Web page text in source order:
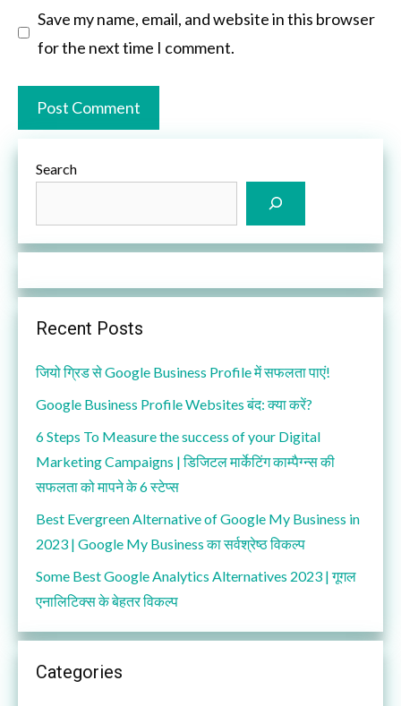
Save my name, email, and website in this browser
for the next time I comment.
Search
Recent Posts
जियो ग्रिड से Google Business Profile में सफलता पाएं!
Google Business Profile Websites बंद: क्या करें?
6 Steps To Measure the success of your Digital
Marketing Campaigns | डिजिटल मार्केटिंग काम्पैग्न्स की
सफलता को मापने के 6 स्टेप्स
Best Evergreen Alternative of Google My Business in
2023 | Google My Business का सर्वश्रेष्ठ विकल्प
Some Best Google Analytics Alternatives 2023 | गूगल
एनालिटिक्स के बेहतर विकल्प
Categories